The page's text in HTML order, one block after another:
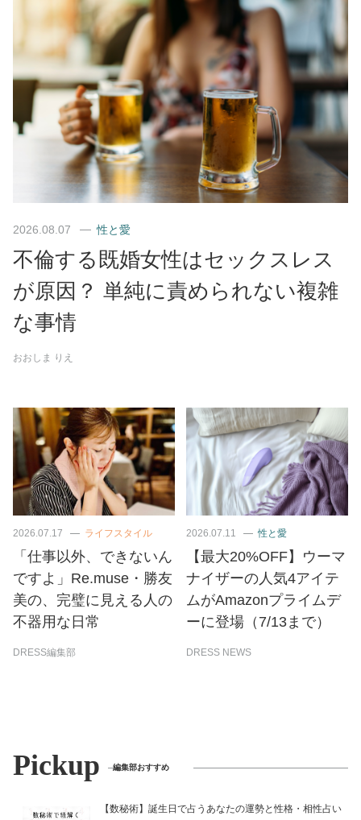
2026.08.07 性と愛
不倫する既婚女性はセックスレス
が原因？ 単純に責められない複雑
な事情
おおしま りえ
2026.07.17 ライフスタイル
「仕事以外、できないん
ですよ」Re.muse・勝友
美の、完璧に見える人の
不器用な日常
DRESS編集部
2026.07.11 性と愛
【最大20%OFF】ウーマ
ナイザーの人気4アイテ
ムがAmazonプライムデ
ーに登場（7/13まで）
DRESS NEWS
Pickup 編集部おすすめ
【数秘術】誕生日で占うあなたの運勢と性格・相性占い